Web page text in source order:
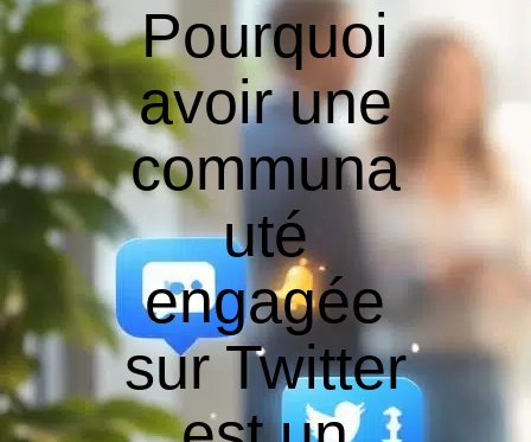
Pourquoi
avoir une
communa
uté
engagée
sur Twitter